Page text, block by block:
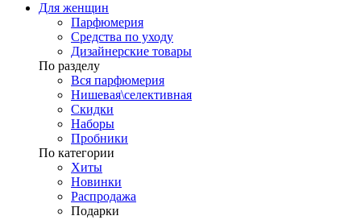
Для женщин
Парфюмерия
Средства по уходу
Дизайнерские товары
По разделу
Вся парфюмерия
Нишевая\селективная
Скидки
Наборы
Пробники
По категории
Хиты
Новинки
Распродажа
Подарки